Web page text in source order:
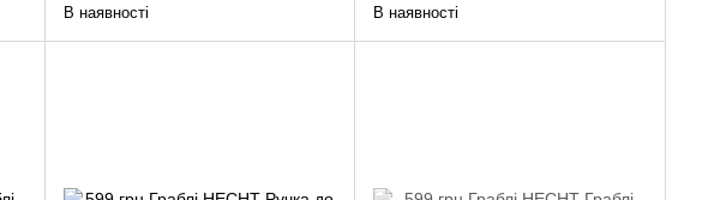
В наявності В наявності